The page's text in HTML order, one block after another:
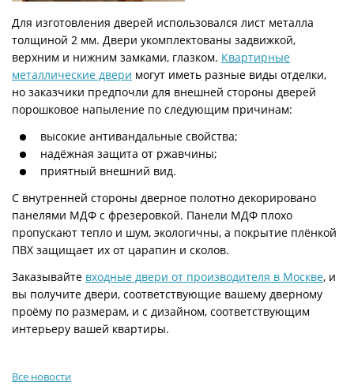
Для изготовления дверей использовался лист металла
толщиной 2 мм. Двери укомплектованы задвижкой,
верхним и нижним замками, глазком. Квартирные
металлические двери могут иметь разные виды отделки,
но заказчики предпочли для внешней стороны дверей
порошковое напыление по следующим причинам:
высокие антивандальные свойства;
надёжная защита от ржавчины;
приятный внешний вид.
С внутренней стороны дверное полотно декорировано
панелями МДФ с фрезеровкой. Панели МДФ плохо
пропускают тепло и шум, экологичны, а покрытие плёнкой
ПВХ защищает их от царапин и сколов.
Заказывайте входные двери от производителя в Москве, и
вы получите двери, соответствующие вашему дверному
проёму по размерам, и с дизайном, соответствующим
интерьеру вашей квартиры.
Все новости